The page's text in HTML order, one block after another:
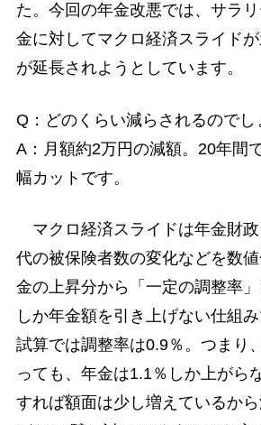
た。今回の年金改悪では、サラ
金に対してマクロ経済スライド
が延長されようとしています。
Q：どのくらい減らされるのでし
A：月額約2万円の減額。20年間
幅カットです。
マクロ経済スライドは年金財
代の被保険者数の変化などを数
金の上昇分から「一定の調整率
しか年金額を引き上げない仕組
試算では調整率は0.9％。つまり
っても、年金は1.1％しか上がら
すれば額面は少し増えているか